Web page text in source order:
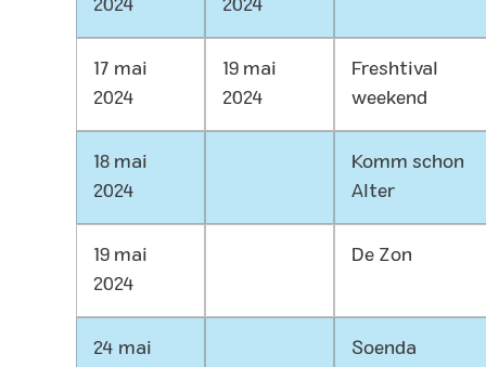
2024
2024
17 mai
2024
19 mai
2024
Freshtival
weekend
18 mai
2024
Komm schon
Alter
19 mai
2024
De Zon
24 mai
Soenda